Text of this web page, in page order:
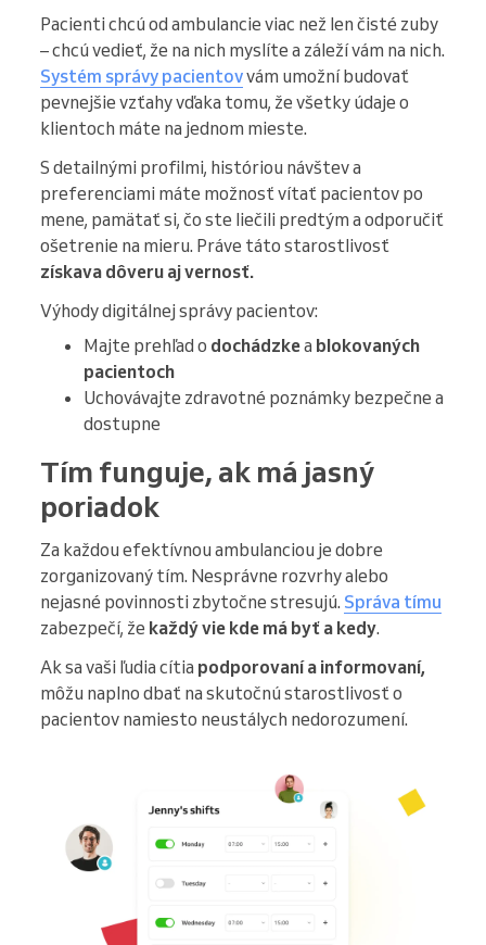
Pacienti chcú od ambulancie viac než len čisté zuby
– chcú vedieť, že na nich myslíte a záleží vám na nich.
Systém správy pacientovvám umožní budovať
pevnejšie vzťahy vďaka tomu, že všetky údaje o
klientoch máte na jednom mieste.
S detailnými profilmi, históriou návštev a
preferenciami máte možnosť vítať pacientov po
mene, pamätať si, čo ste liečili predtým a odporučiť
ošetrenie na mieru. Práve táto starostlivosť
získava dôveru aj vernosť.
Výhody digitálnej správy pacientov:
Majte prehľad o dochádzkea blokovaných
pacientoch
Uchovávajte zdravotné poznámky bezpečne a
dostupne
Tím funguje, ak má jasný
poriadok
Za každou efektívnou ambulanciou je dobre
zorganizovaný tím. Nesprávne rozvrhy alebo
nejasné povinnosti zbytočne stresujú. Správa tímu
zabezpečí, že každý vie kde má byť a kedy.
Ak sa vaši ľudia cítia podporovaní a informovaní,
môžu naplno dbať na skutočnú starostlivosť o
pacientov namiesto neustálych nedorozumení.